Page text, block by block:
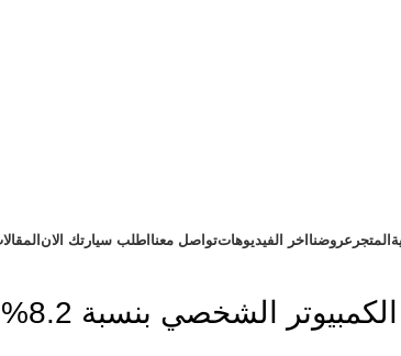
المتجر عروضنا اخر الفيديوهاتتواصل معنا اطلب سيارتك الان
بنسبة 8.2% خلال الربع الثالث من 2025